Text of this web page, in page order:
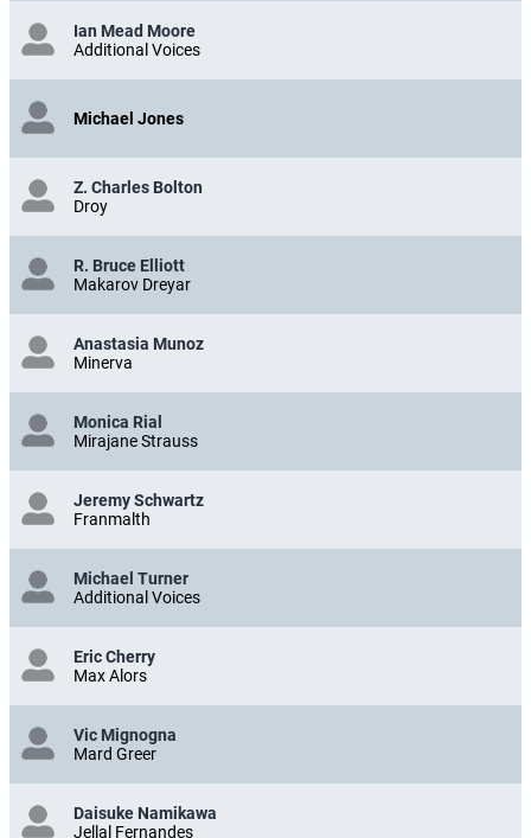
Ian Mead Moore
Additional Voices
Michael Jones
Z. Charles Bolton
Droy
R. Bruce Elliott
Makarov Dreyar
Anastasia Munoz
Minerva
Monica Rial
Mirajane Strauss
Jeremy Schwartz
Franmalth
Michael Turner
Additional Voices
Eric Cherry
Max Alors
Vic Mignogna
Mard Greer
Daisuke Namikawa
Jellal Fernandes